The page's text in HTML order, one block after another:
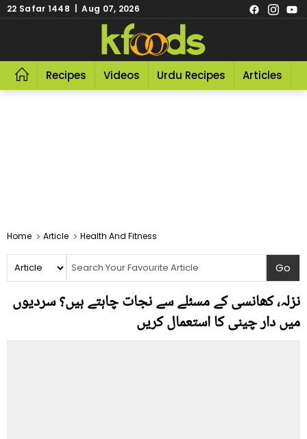
22 Safar 1448 | Aug 07, 2026
Recipes Videos Urdu Recipes Articles
Home Article Health And Fitness
نزلہ، کھانسی کے مسئلے سے نجات چاہتے ہیں؟ سردیوں
میں دار چینی کا استعمال کریں